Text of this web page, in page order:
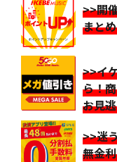
>>開
まと
>>イ
ら！
お見
>>迷
無金